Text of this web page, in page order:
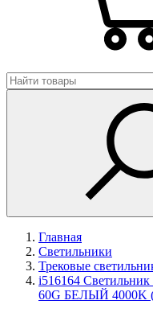
Главная
Светильники
Трековые
i516164
60G БЕЛЫЙ 4000K